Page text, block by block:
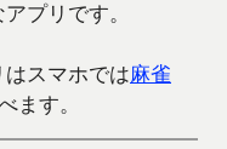
プリです。
スマホでは麻雀
ます。